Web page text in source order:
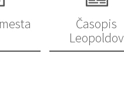
Časopis
Leopoldov